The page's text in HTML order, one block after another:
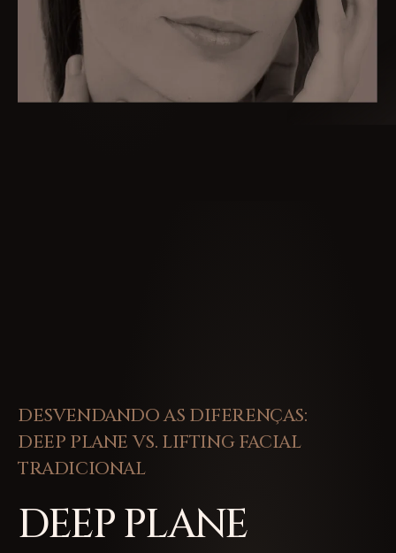
DESVENDANDO AS DIFERENÇAS:
DEEP PLANE VS. LIFTING FACIAL
TRADICIONAL
DEEP PLANE